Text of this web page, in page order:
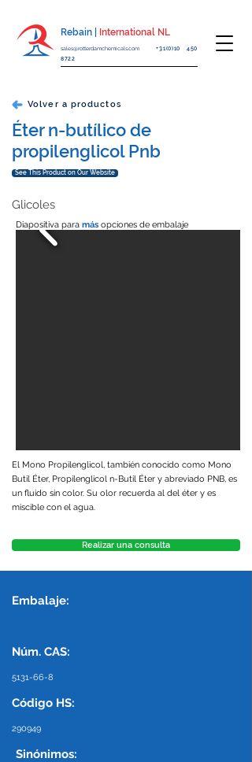
Rebain | International NL
sales@rotterdamchemicals.com+31(0)10 450
8722
Volver a productos
Éter n-butílico de
propilenglicol Pnb
See This Product on Our Website
Glicoles
Diapositiva para más opciones de embalaje
El Mono Propilenglicol, también conocido como Mono
Butil Éter, Propilenglicol n-Butil Éter y abreviado PNB, es
un fluido sin color. Su olor recuerda al del éter y es
miscible con el agua.
Realizar una consulta
Embalaje:
Núm. CAS:
5131-66-8
Código HS:
290949
Sinónimos: